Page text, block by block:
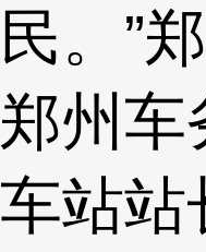
民。”
郑州车
车站站